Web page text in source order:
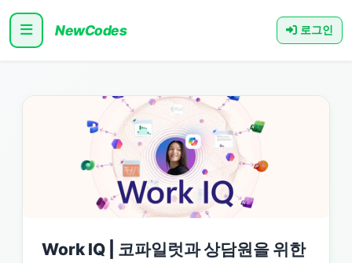
NewCodes 로그인
Work IQ | 코파일럿과 상담원을 위한